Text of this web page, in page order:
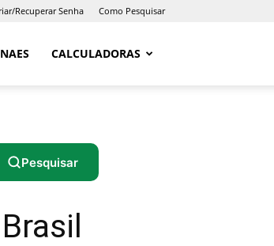
Recuperar Senha Como Pesquisar
CALCULADORAS
Pesquisar